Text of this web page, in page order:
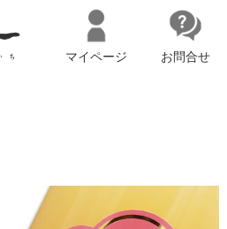
マイページ お問合せ